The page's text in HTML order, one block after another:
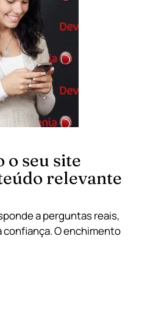
o seu site
relevante
a perguntas reais,
O enchimento